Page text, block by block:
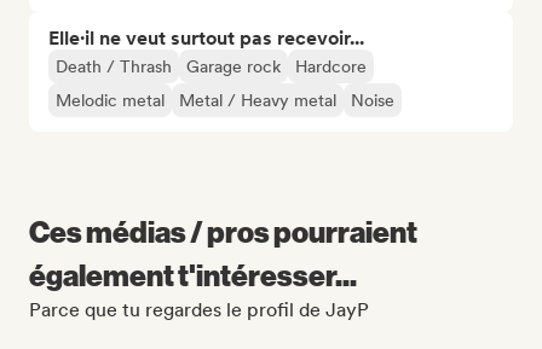
Elle·il ne veut surtout pas recevoir...
Death / Thrash Garage rock
Hardcore
Melodic metal
Metal / Heavy metal Noise
Ces médias / pros pourraient
également t'intéresser...
Parce que tu regardes le profil de JayP